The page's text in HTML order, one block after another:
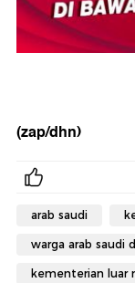
(zap/dhn)
arab saudi
warga arab saudi
kementerian luar